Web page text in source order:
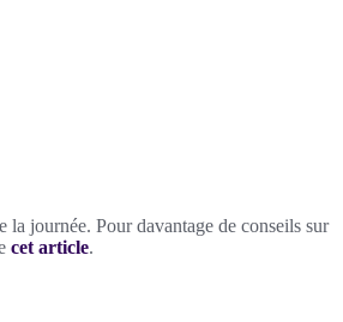
journée. Pour davantage de conseils sur
cet article.